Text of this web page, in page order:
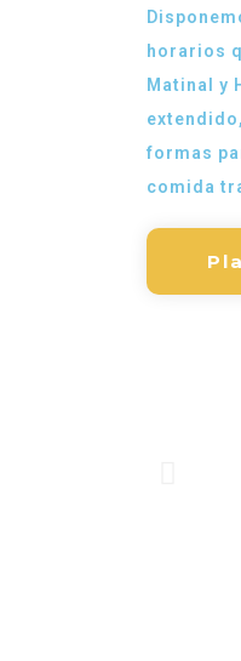
horarios
Matinal y
formas
comida